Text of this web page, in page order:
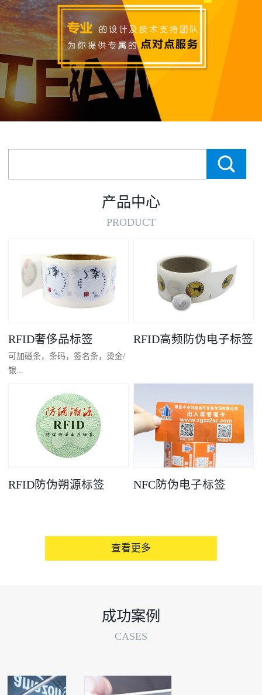
产品中心
PRODUCT
RFID奢侈品标签
可加磁条，条码，签名条，烫金/
银...
凸码，金/银底
RFID高频防伪电子标签
RFID防伪朔源标签 NFC防伪电子标签
查看更多
成功案例
CASES